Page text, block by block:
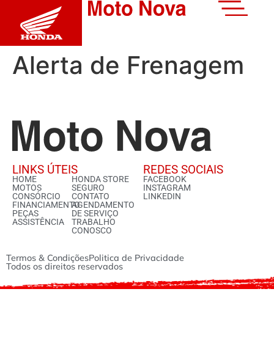
Alerta de Frenagem
LINKS ÚTEIS
HOME
MOTOS
CONSÓRCIO
FINANCIAMENTO
PEÇAS
ASSISTÊNCIA
HONDA STORE
SEGURO
CONTATO
AGENDAMENTO
DE SERVIÇO
TRABALHO
CONOSCO
REDES SOCIAIS
FACEBOOK
INSTAGRAM
LINKEDIN
Termos & CondiçõesPolitica de Privacidade
Todos os direitos reservados